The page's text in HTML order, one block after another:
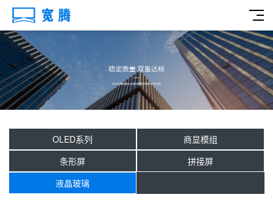
OLED系列
商显模组
条形屏
拼接屏
液晶玻璃